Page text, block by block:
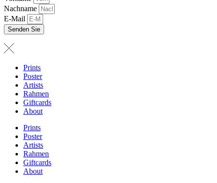
Nachname
E-Mail
Senden Sie
Prints
Poster
Artists
Rahmen
Giftcards
About
Prints
Poster
Artists
Rahmen
Giftcards
About